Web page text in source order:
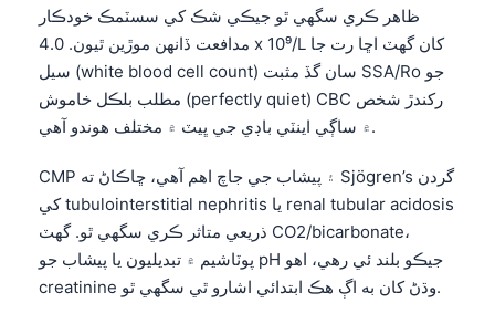
ظاهر ڪري سگهي ٿو جيڪي شڪ کي سسٽمڪ خودڪار
مدافعت ڏانهن موڙين ٿيون. 4.0 x 10⁹/L کان گهٽ اڇا رت جا
سيل (white blood cell count) سان گڏ مثبت SSA/Ro جو
مطلب بلڪل خاموش (perfectly quiet) CBC رکندڙ شخص
۾ ساڳي اينٽي باڊي جي ڀيٽ ۾ مختلف هوندو آهي.
CMP ۽ پيشاب جي جاچ اهم آهي، ڇاڪاڻ ته Sjögren’s گردن
کي tubulointerstitial nephritis يا renal tubular acidosis
ذريعي متاثر ڪري سگهي ٿو. گهٽ CO2/bicarbonate،
پوٽاشيم ۾ تبديليون يا پيشاب جو pH جيڪو بلند ئي رهي، اهو
creatinine وڌڻ کان به اڳ هڪ ابتدائي اشارو ٿي سگهي ٿو.
ગુજરાતી
ಕನ್ನಡ
മലയാളം
Bahasa Melayu
Tiếng Việt
Tagalog
ไทย
ဗမာစာ